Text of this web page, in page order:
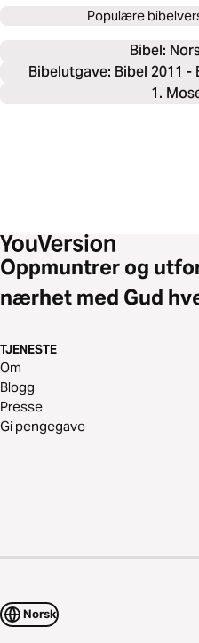
Populære
Bibel:
Bibelutgave: Bibel 2011 -
1.
Oppmuntrer og
nærhet med Gud
TJENESTE
Om
Blogg
Presse
Gi pengegave
Norsk